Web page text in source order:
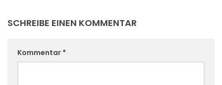
SCHREIBE EINEN KOMMENTAR
Kommentar *